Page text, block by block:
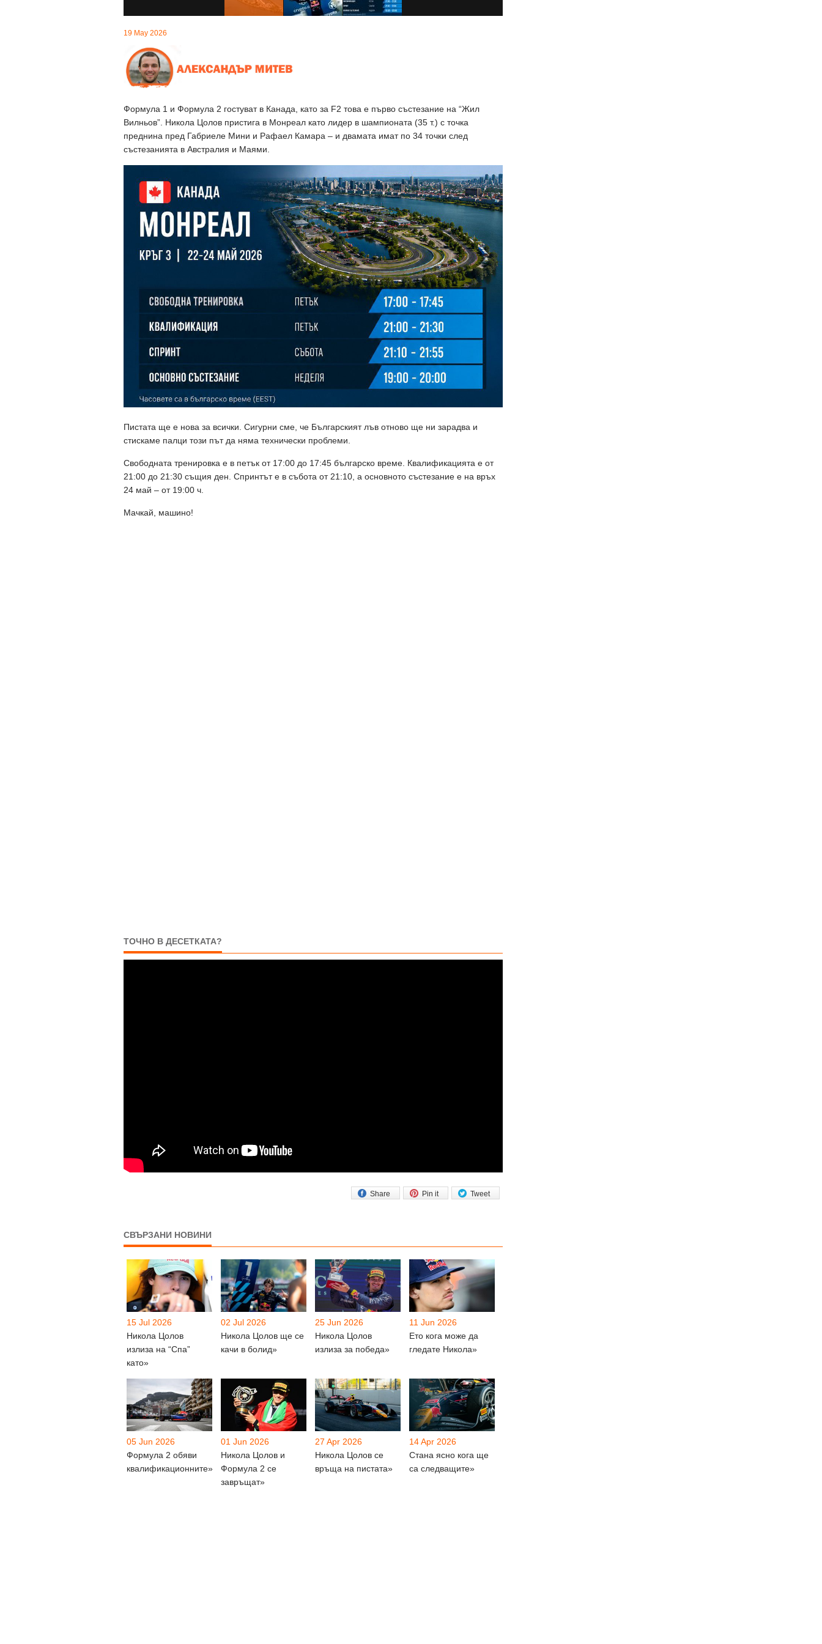
19 May 2026
Формула 1 и Формула 2 гостуват в Канада, като за F2 това е първо състезание на “Жил
Вилньов”. Никола Цолов пристига в Монреал като лидер в шампионата (35 т.) с точка
преднина пред Габриеле Мини и Рафаел Камара – и двамата имат по 34 точки след
състезанията в Австралия и Маями.
Пистата ще е нова за всички. Сигурни сме, че Българският лъв отново ще ни зарадва и
стискаме палци този път да няма технически проблеми.
Свободната тренировка е в петък от 17:00 до 17:45 българско време. Квалификацията е от
21:00 до 21:30 същия ден. Спринтът е в събота от 21:10, а основното състезание е на връх
24 май – от 19:00 ч.
Мачкай, машино!
ТОЧНО В ДЕСЕТКАТА?
Tweet
Pin it
Share
СВЪРЗАНИ НОВИНИ
15 Jul 2026
Никола Цолов
излиза на “Спа”
като»
02 Jul 2026
Никола Цолов ще се
качи в болид»
25 Jun 2026
Никола Цолов
излиза за победа»
11 Jun 2026
Ето кога може да
гледате Никола»
05 Jun 2026
Формула 2 обяви
квалификационните»
01 Jun 2026
Никола Цолов и
Формула 2 се
завръщат»
27 Apr 2026
Никола Цолов се
връща на пистата»
14 Apr 2026
Стана ясно кога ще
са следващите»